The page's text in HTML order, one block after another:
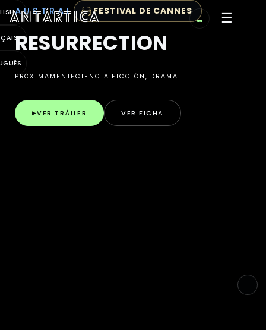
Antártica · Distribuidora
Antártica (también Antártica Cine o Antártica Cinema)
☰
AUSTRAL FESTIVAL DE CANNES
RESURRECTION
PRÓXIMAMENTECIENCIA FICCIÓN, DRAMA
▶VER TRÁILER VER FICHA